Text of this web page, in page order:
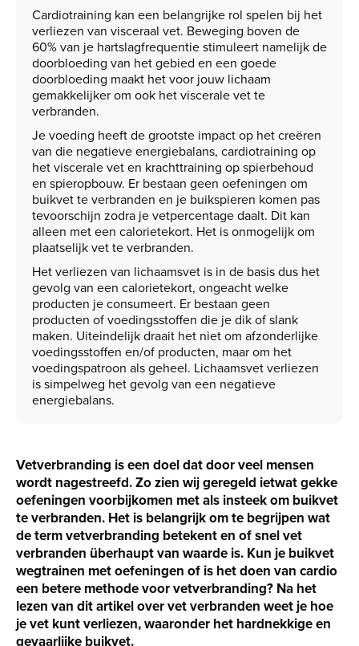
Cardiotraining kan een belangrijke rol spelen bij het
verliezen van visceraal vet. Beweging boven de
60% van je hartslagfrequentie stimuleert namelijk de
doorbloeding van het gebied en een goede
doorbloeding maakt het voor jouw lichaam
gemakkelijker om ook het viscerale vet te
verbranden.
Je voeding heeft de grootste impact op het creëren
van die negatieve energiebalans, cardiotraining op
het viscerale vet en krachttraining op spierbehoud
en spieropbouw. Er bestaan geen oefeningen om
buikvet te verbranden en je buikspieren komen pas
tevoorschijn zodra je vetpercentage daalt. Dit kan
alleen met een calorietekort. Het is onmogelijk om
plaatselijk vet te verbranden.
Het verliezen van lichaamsvet is in de basis dus het
gevolg van een calorietekort, ongeacht welke
producten je consumeert. Er bestaan geen
producten of voedingsstoffen die je dik of slank
maken. Uiteindelijk draait het niet om afzonderlijke
voedingsstoffen en/of producten, maar om het
voedingspatroon als geheel. Lichaamsvet verliezen
is simpelweg het gevolg van een negatieve
energiebalans.
Vetverbranding is een doel dat door veel mensen
wordt nagestreefd. Zo zien wij geregeld ietwat gekke
oefeningen voorbijkomen met als insteek om buikvet
te verbranden. Het is belangrijk om te begrijpen wat
de term vetverbranding betekent en of snel vet
verbranden überhaupt van waarde is. Kun je buikvet
wegtrainen met oefeningen of is het doen van cardio
een betere methode voor vetverbranding? Na het
lezen van dit artikel over vet verbranden weet je hoe
je vet kunt verliezen, waaronder het hardnekkige en
gevaarlijke buikvet.